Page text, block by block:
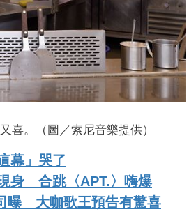
喜。（圖／索尼音樂提供）
幕」哭了
身 合跳〈APT.〉嗨爆
曝 大咖歌王預告有驚喜